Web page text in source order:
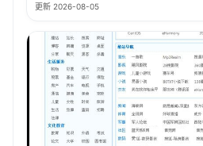
更新 2026-08-05